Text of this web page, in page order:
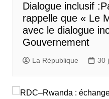
Dialogue inclusif
rappelle que « Le
avec le dialogue
Gouvernement
La République 30